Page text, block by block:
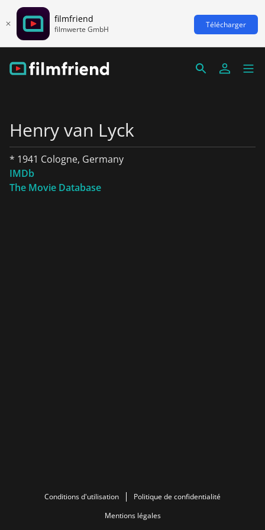
filmfriend
filmwerte GmbH Télécharger
Henry van Lyck
* 1941 Cologne, Germany
IMDb
The Movie Database
Conditions d'utilisation
Politique de confidentialité
Mentions légales